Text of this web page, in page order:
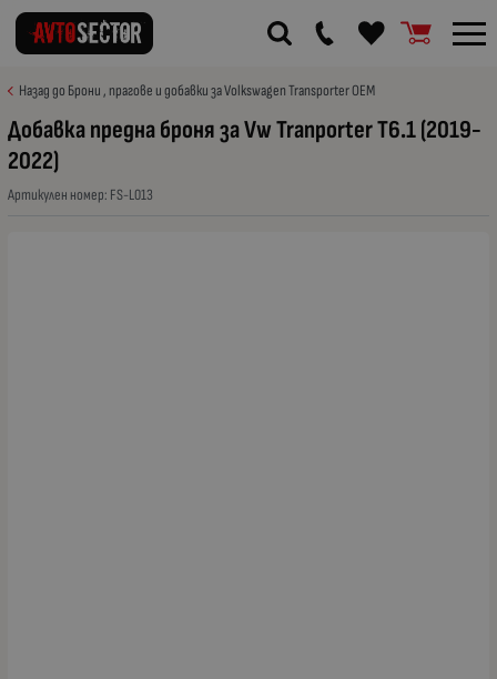
Назад до Брони , прагове и добавки за Volkswagen Transporter OEM
Добавка предна броня за Vw Tranporter T6.1 (2019-
2022)
Артикулен номер: FS-L013